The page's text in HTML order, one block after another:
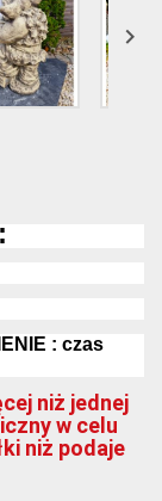

: czas
niż jednej
w celu
niż podaje